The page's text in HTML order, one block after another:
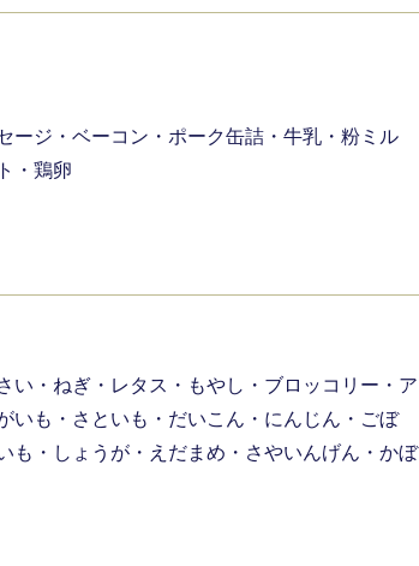
ージ・ベーコン・ポーク缶詰・牛乳・粉ミル
・鶏卵
い・ねぎ・レタス・もやし・ブロッコリー・ア
いも・さといも・だいこん・にんじん・ごぼ
も・しょうが・えだまめ・さやいんげん・かぼ